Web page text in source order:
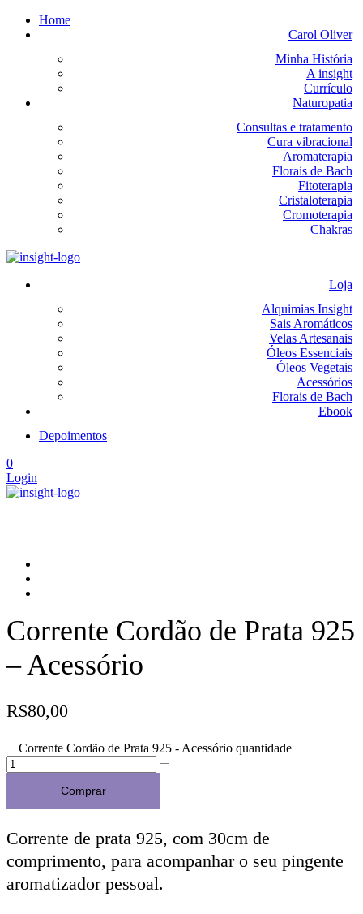
Home
Carol Oliver
Minha História
A insight
Currículo
Naturopatia
Consultas e tratamento
Cura vibracional
Aromaterapia
Florais de Bach
Fitoterapia
Cristaloterapia
Cromoterapia
Chakras
Loja
Alquimias Insight
Sais Aromáticos
Velas Artesanais
Óleos Essenciais
Óleos Vegetais
Acessórios
Florais de Bach
Ebook
Depoimentos
0
Login
Corrente Cordão de Prata 925
– Acessório
R$80,00
Corrente Cordão de Prata 925 - Acessório quantidade
Comprar
Corrente de prata 925, com 30cm de
comprimento, para acompanhar o seu pingente
aromatizador pessoal.